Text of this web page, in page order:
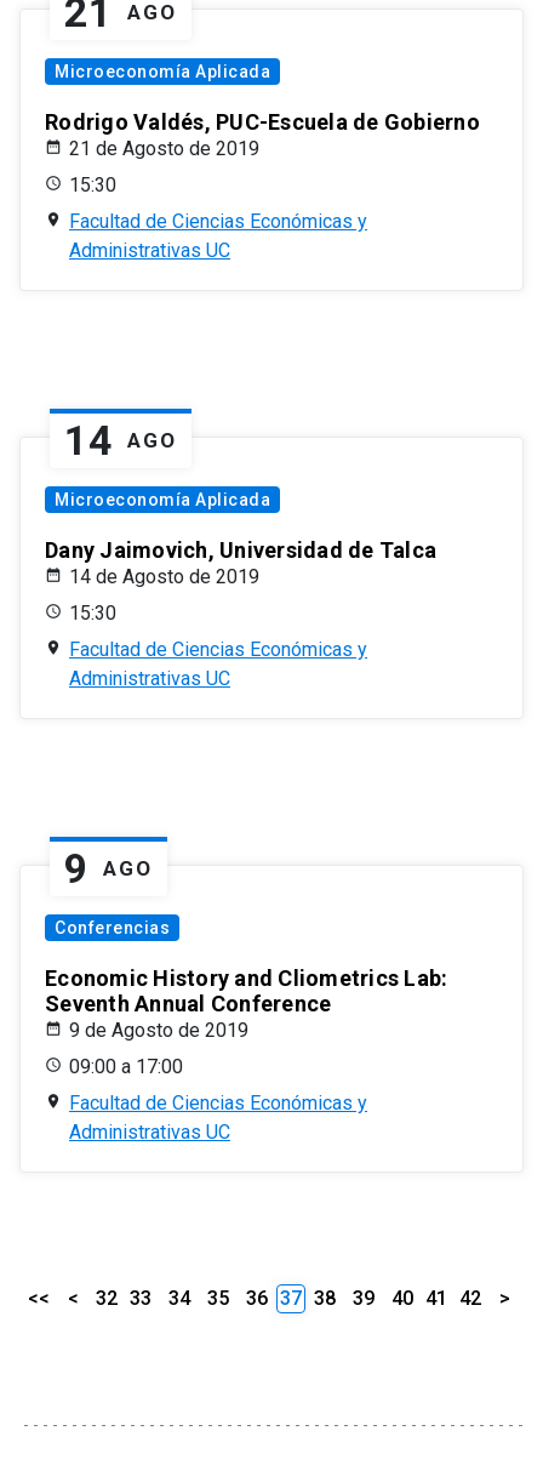
21 AGO
Microeconomía Aplicada
Rodrigo Valdés, PUC-Escuela de Gobierno
21 de Agosto de 2019
15:30
Facultad de Ciencias Económicas y
Administrativas UC
14 AGO
Microeconomía Aplicada
Dany Jaimovich, Universidad de Talca
14 de Agosto de 2019
15:30
Facultad de Ciencias Económicas y
Administrativas UC
9 AGO
Conferencias
Economic History and Cliometrics Lab:
Seventh Annual Conference
9 de Agosto de 2019
09:00 a 17:00
Facultad de Ciencias Económicas y
Administrativas UC
<< < 32 33 34 35 36 37 38 39 40 41 42 >